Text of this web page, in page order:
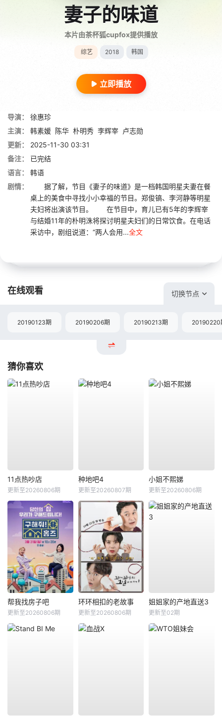
妻子的味道
本片由茶杯狐cupfox提供播放
综艺 2018 韩国
立即播放
导演：
徐惠珍
主演：
韩素媛 陈华 朴明秀 李辉宰 卢志勋
更新：
2025-11-30 03:31
备注：
已完结
语言：
韩语
剧情：
据了解，节目《妻子的味道》是一档韩国明星夫妻在餐
桌上的美食中寻找小小幸福的节目。郑俊镐、李河静等明星
夫妇将出演该节目。 在节目中，育儿已有5年的李辉宰
与结婚11年的朴明洙将探讨明星夫妇们的日常饮食。在电话
采访中，剧组说道：“两人会用...全文
在线观看 切换节点
20190123期 20190206期 20190213期 20190220
猜你喜欢
11点热吵店
更新至20260806期
种地吧4
更新至20260807期
小姐不熙娣
更新至20260806期
帮我找房子吧
更新至20260806期
环环相扣的老故事
更新至20260806期
姐姐家的产地直送3
更新至02期